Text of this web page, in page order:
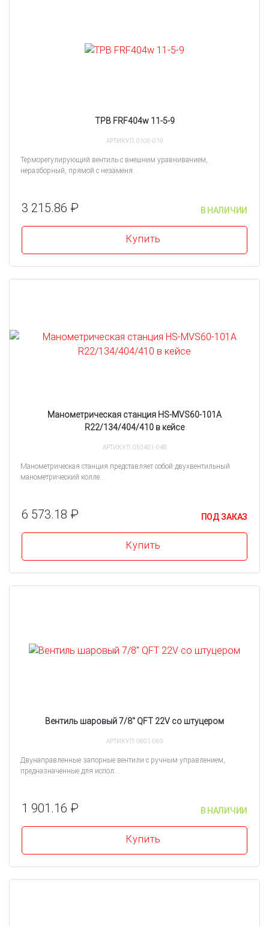
ТРВ FRF404w 11-5-9
АРТИКУЛ: 0106-019
Терморегулирующий вентиль с внешним уравниванием,
неразборный, прямой с незаменя...
3 215.86 ₽ В НАЛИЧИИ
Купить
Манометрическая станция HS-MVS60-101A
R22/134/404/410 в кейсе
АРТИКУЛ: 050401-048
Манометрическая станция представляет собой двухвентильный
манометрический колле...
6 573.18 ₽ ПОД ЗАКАЗ
Купить
Вентиль шаровый 7/8" QFT 22V со штуцером
АРТИКУЛ: 0801-069
Двунаправленные запорные вентили с ручным управлением,
предназначенные для испол...
1 901.16 ₽ В НАЛИЧИИ
Купить